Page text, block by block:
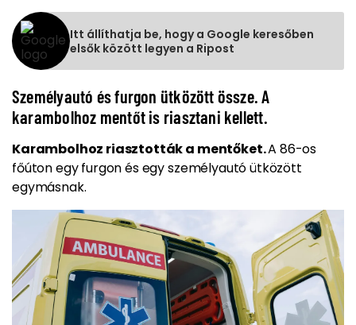
Itt állíthatja be, hogy a Google keresőben
elsők között legyen a Ripost
Személyautó és furgon ütközött össze. A
karambolhoz mentőt is riasztani kellett.
Karambolhoz riasztották a mentőket.A 86-os
főúton egy furgon és egy személyautó ütközött
egymásnak.